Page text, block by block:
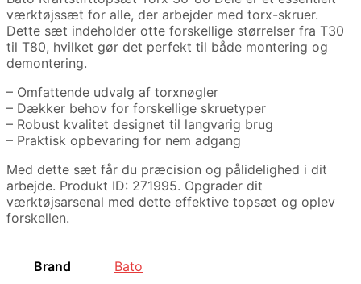
værktøjssæt for alle, der arbejder med torx-skruer.
Dette sæt indeholder otte forskellige størrelser fra T30
til T80, hvilket gør det perfekt til både montering og
demontering.
– Omfattende udvalg af torxnøgler
– Dækker behov for forskellige skruetyper
– Robust kvalitet designet til langvarig brug
– Praktisk opbevaring for nem adgang
Med dette sæt får du præcision og pålidelighed i dit
arbejde. Produkt ID: 271995. Opgrader dit
værktøjsarsenal med dette effektive topsæt og oplev
forskellen.
Brand Bato